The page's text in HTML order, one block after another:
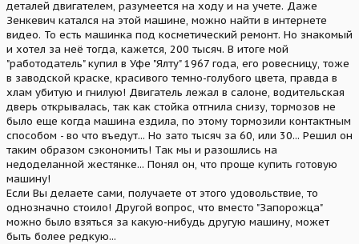
деталей двигателем, разумеется на ходу и на учете. Даже
Зенкевич катался на этой машине, можно найти в интернете
видео. То есть машинка под косметический ремонт. Но знакомый
и хотел за неё тогда, кажется, 200 тысяч. В итоге мой
"работодатель" купил в Уфе "Ялту" 1967 года, его ровесницу, тоже
в заводской краске, красивого темно-голубого цвета, правда в
хлам убитую и гнилую! Двигатель лежал в салоне, водительская
дверь открывалась, так как стойка отгнила снизу, тормозов не
было еще когда машина ездила, по этому тормозили контактным
способом - во что въедут... Но зато тысяч за 60, или 30... Решил он
таким образом сэкономить! Так мы и разошлись на
недоделанной жестянке... Понял он, что проще купить готовую
машину!
Если Вы делаете сами, получаете от этого удовольствие, то
однозначно стоило! Другой вопрос, что вместо "Запорожца"
можно было взяться за какую-нибудь другую машину, может
быть более редкую...